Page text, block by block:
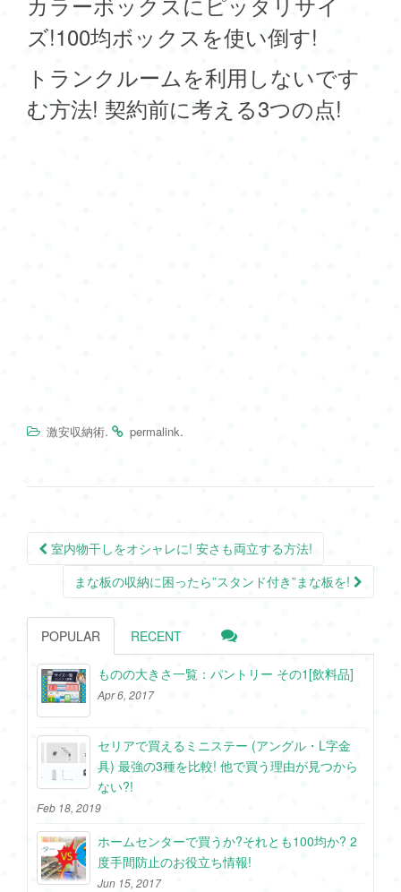
ズ!100均ボックスを使い倒す!
トランクルームを利用しないです
む方法! 契約前に考える3つの点!
激安収納術. permalink.
Post
navigation
室内物干しをオシャレに! 安さも両立する方法!
まな板の収納に困ったら”スタンド付き”まな板を!
POPULAR RECENT
ものの大きさ一覧：パントリー その1[飲料品]
Apr 6, 2017
セリアで買えるミニステー (アングル・L字金
具) 最強の3種を比較! 他で買う理由が見つから
ない?!
Feb 18, 2019
ホームセンターで買うか?それとも100均か? 2
度手間防止のお役立ち情報!
Jun 15, 2017